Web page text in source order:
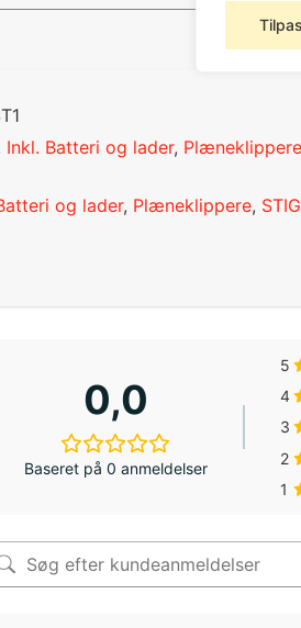
Tilpas
Inkl. Batteri og lader, Plæneklippere
og lader, Plæneklippere,
0,0
Baseret på 0 anmeldelser
5
4
3
2
1